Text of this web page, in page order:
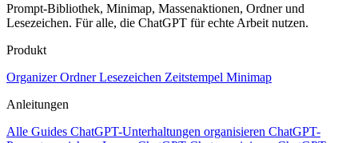
Prompt-Bibliothek, Minimap, Massenaktionen, Ordner und
Lesezeichen. Für alle, die ChatGPT für echte Arbeit nutzen.
Produkt
OrganizerOrdnerLesezeichen Zeitstempel Minimap
Anleitungen
Alle Guides ChatGPT-Unterhaltungen organisieren ChatGPT-